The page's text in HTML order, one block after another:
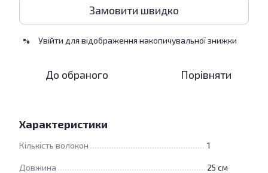
Замовити швидко
% Увійти для відображення накопичувальної знижки
До обраного Порівняти
Характеристики
Кількість волокон 1
Довжина 25 см